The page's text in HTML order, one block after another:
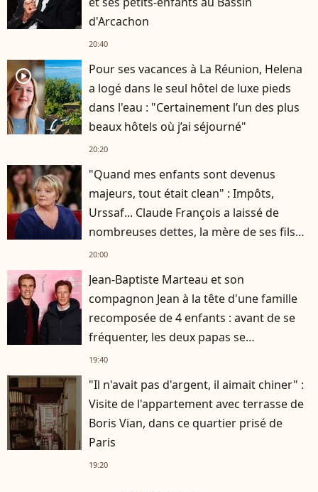
d'Arcachon
20:40
player2
Pour ses vacances à La Réunion, Helena
a logé dans le seul hôtel de luxe pieds
dans l'eau : "Certainement l’un des plus
beaux hôtels où j’ai séjourné"
20:20
"Quand mes enfants sont devenus
majeurs, tout était clean" : Impôts,
Urssaf... Claude François a laissé de
nombreuses dettes, la mère de ses fils
s'est occupée de tout
20:00
Jean-Baptiste Marteau et son
compagnon Jean à la tête d'une famille
recomposée de 4 enfants : avant de se
fréquenter, les deux papas se
connaissaient depuis des années
19:40
"Il n'avait pas d'argent, il aimait chiner" :
Visite de l'appartement avec terrasse de
Boris Vian, dans ce quartier prisé de
Paris
19:20